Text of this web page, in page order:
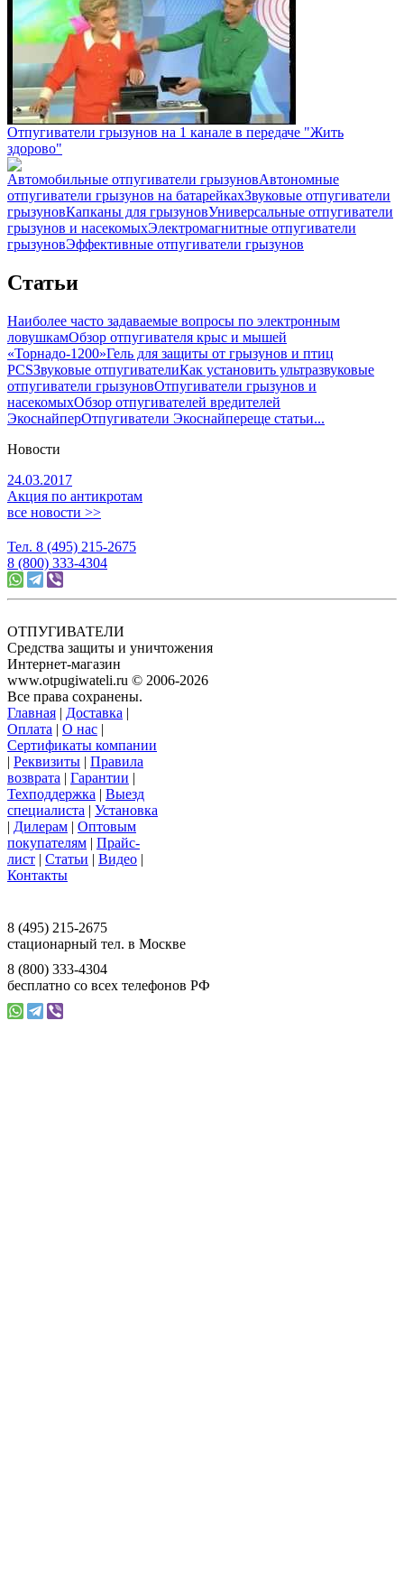
Отпугиватели грызунов на 1 канале в передаче "Жить
здорово"
Автомобильные отпугиватели грызуновАвтономные
отпугиватели грызунов на батарейкахЗвуковые отпугиватели
грызуновКапканы для грызуновУниверсальные отпугиватели
грызунов и насекомыхЭлектромагнитные отпугиватели
грызуновЭффективные отпугиватели грызунов
Статьи
Наиболее часто задаваемые вопросы по электронным
ловушкамОбзор отпугивателя крыс и мышей
«Торнадо-1200»Гель для защиты от грызунов и птиц
PCSЗвуковые отпугивателиКак установить ультразвуковые
отпугиватели грызуновОтпугиватели грызунов и
насекомыхОбзор отпугивателей вредителей
ЭкоснайперОтпугиватели Экоснайпереще статьи...
Новости
24.03.2017
Акция по антикротам
все новости >>
Тел. 8 (495) 215-2675
8 (800) 333-4304
ОТПУГИВАТЕЛИ
Средства защиты и уничтожения
Интернет-магазин
www.otpugiwateli.ru © 2006-2026
Все права сохранены.
Главная | Доставка |
Оплата | О нас |
Сертификаты компании
| Реквизиты | Правила
возврата | Гарантии |
Техподдержка | Выезд
специалиста | Установка
| Дилерам | Оптовым
покупателям | Прайс-
лист | Статьи | Видео |
Контакты
8 (495) 215-2675
стационарный тел. в Москве
8 (800) 333-4304
бесплатно со всех телефонов РФ